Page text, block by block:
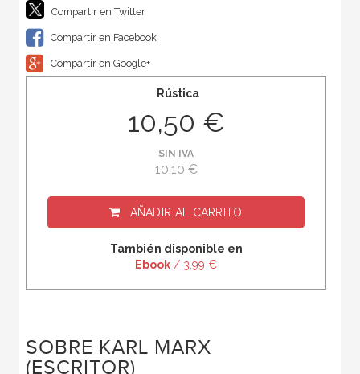
Compartir en Twitter
Compartir en Facebook
Compartir en Google+
Rústica
10,50 €
SIN IVA
10,10 €
AÑADIR AL CARRITO
También disponible en
Ebook / 3,99 €
SOBRE KARL MARX
(ESCRITOR)